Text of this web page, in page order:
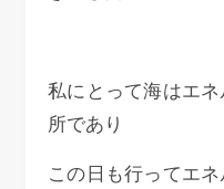
私にとって海はエ
所であり
この日も行ってエ